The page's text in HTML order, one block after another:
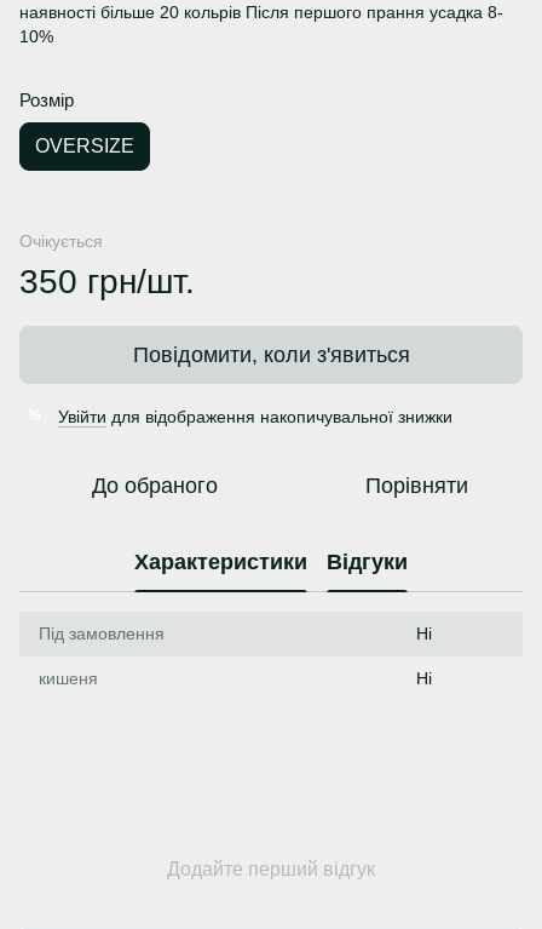
наявності більше 20 кольрів Після першого прання усадка 8-
10%
Розмір
OVERSIZE
Очікується
350 грн/шт.
Повідомити, коли з'явиться
Увійти для відображення накопичувальної знижки
До обраного Порівняти
Характеристики Відгуки
Під замовлення Ні
кишеня Ні
Додайте перший відгук